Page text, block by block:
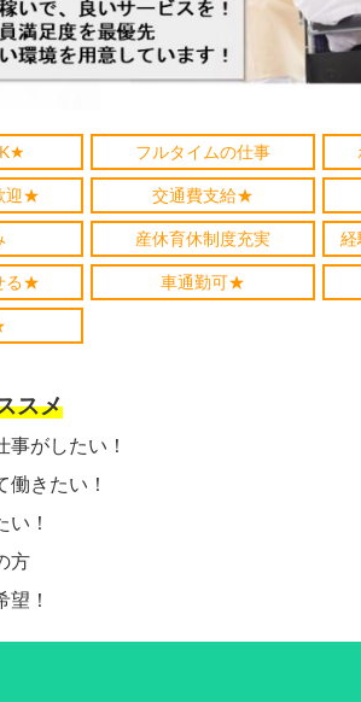
フルタイムの仕事
迎★ 交通費支給★
産休育休制度充実
る★ 車通勤可★
スメ
がしたい！
きたい！
！
方
！